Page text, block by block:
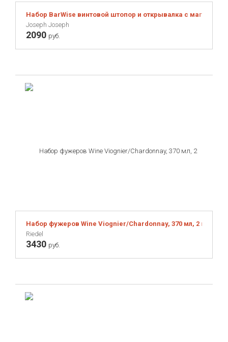
Набор BarWise винтовой штопор и открывалка с магнитом
Joseph Joseph
2090 руб.
Набор фужеров Wine Viognier/Chardonnay, 370 мл, 2 шт.,
Riedel
3430 руб.